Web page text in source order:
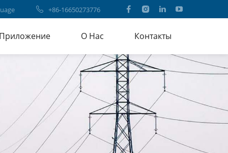
+86-16650273776
Приложение О Нас Контакты